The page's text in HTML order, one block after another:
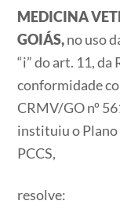
MEDICINA
GOIÁS,no uso
“i” do art. 11, da
conformidade
CRMV/GO nº
instituiu o Plano
PCCS,
resolve: